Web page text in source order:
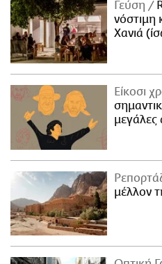
Γεύση
νόστιμη
Χανιά
Είκοσι
μεγάλες
μέλλον